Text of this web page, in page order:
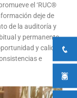
el ‘RUC®
deje de
de la auditoría y
y permanente
y calidad
e